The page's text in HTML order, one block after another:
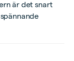
är det snart